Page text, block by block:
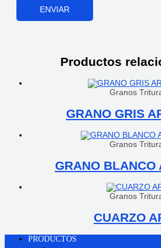
Productos
Granos
GRANO GRIS
Granos
GRANO BLANCO
Granos
CUARZO
PRODUCTOS